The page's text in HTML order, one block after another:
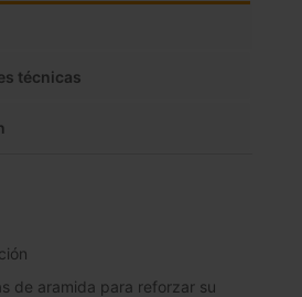
técnicas
de aramida para reforzar su